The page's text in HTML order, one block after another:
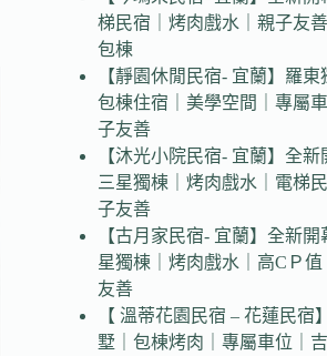
梯民宿｜烤肉戲水｜親子友
包棟
【靜園休閒民宿- 宜蘭】羅東
包棟住宿｜美學空間｜專屬
子友善
【沐光小院民宿- 宜蘭】全新
三星獨棟｜烤肉戲水｜電梯
子友善
【古月家民宿- 宜蘭】全新開
星獨棟｜烤肉戲水｜高CＰ值
友善
【 溫蒂花園民宿 – 花蓮民宿
墅｜包棟烤肉｜專屬車位｜